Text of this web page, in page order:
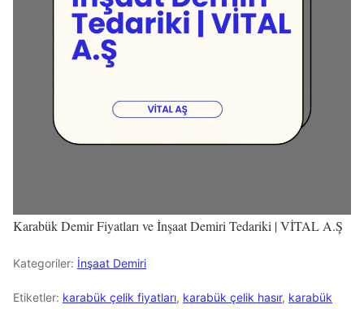
Karabük Demir Fiyatları ve İnşaat Demiri Tedariki | VİTAL A.Ş
Kategoriler: İnşaat Demiri
Etiketler: karabük çelik fiyatları, karabük çelik hasır, karabük